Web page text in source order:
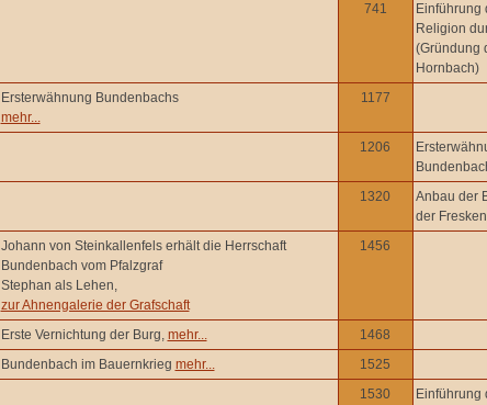
741
Einführung
Religion
(Gründung
Hornbach)
Ersterwähnung Bundenbachs
mehr...
1177
1206
1320
Anbau der
der
Johann von Steinkallenfels erhält die Herrschaft
Bundenbach vom Pfalzgraf
Stephan als Lehen,
zur Ahnengalerie der Grafschaft
1456
Erste Vernichtung der Burg, mehr...
1468
Bundenbach im Bauernkrieg mehr...
1525
1530
Einführung